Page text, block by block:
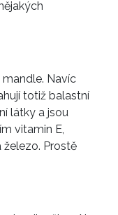
Navíc
totiž balastní
látky a jsou
vitamin E,
železo. Prostě